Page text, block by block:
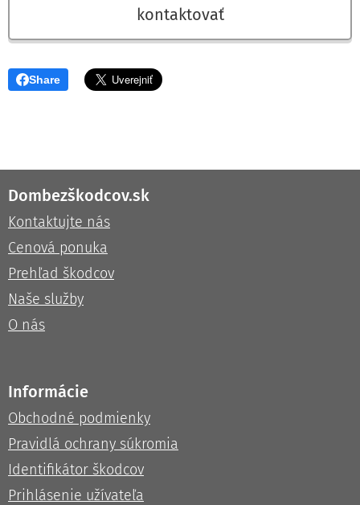
kontaktovať
Share
Dombezškodcov.sk
Kontaktujte nás
Cenová ponuka
Prehľad škodcov
Naše služby
O nás
Informácie
Obchodné podmienky
Pravidlá ochrany súkromia
Identifikátor škodcov
Prihlásenie užívateľa